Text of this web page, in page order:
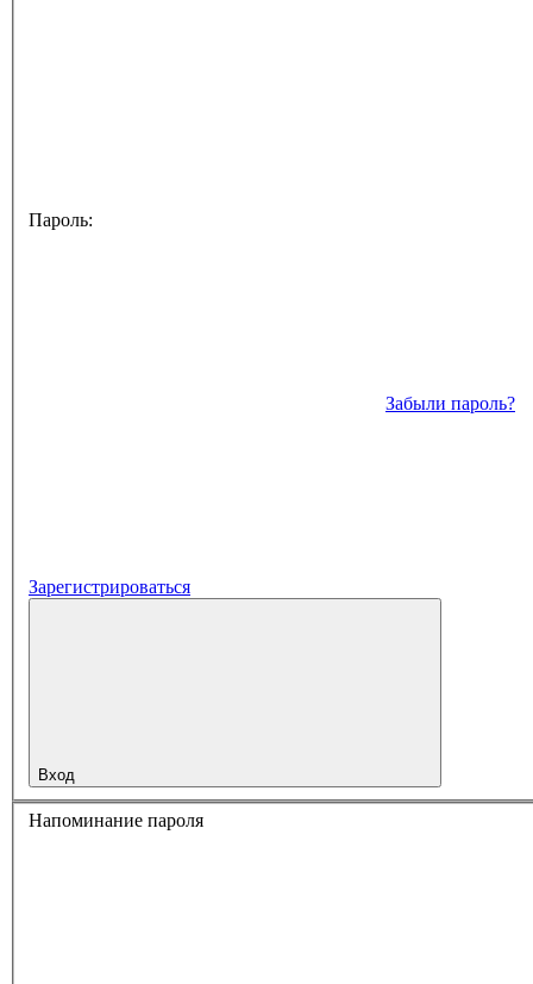
Пароль:
Забыли пароль?
Зарегистрироваться
Вход
Напоминание пароля